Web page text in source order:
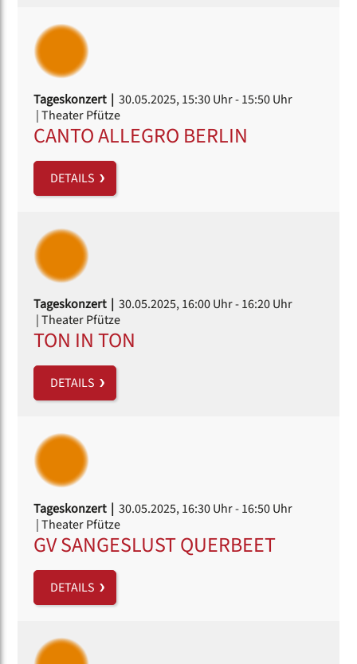
Tageskonzert | 30.05.2025, 15:30 Uhr- 15:50 Uhr
| Theater Pfütze
CANTO ALLEGRO BERLIN
DETAILS
Tageskonzert | 30.05.2025, 16:00 Uhr- 16:20 Uhr
| Theater Pfütze
TON IN TON
DETAILS
Tageskonzert | 30.05.2025, 16:30 Uhr- 16:50 Uhr
| Theater Pfütze
GV SANGESLUST QUERBEET
DETAILS